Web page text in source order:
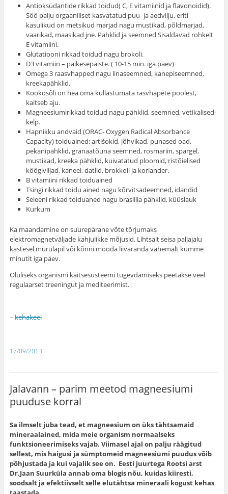
Antioksüdantide rikkad toidud( C, E vitamiinid ja flavonoidid).
Söö palju orgaaniliset kasvatatud puu- ja aedvilju, eriti
kasulikud on metsikud marjad nagu mustikad, põldmarjad,
vaarikad, maasikad jne. Pähklid ja seemned Sisaldavad rohkelt
E vitamiini.
Glutatiooni rikkad toidud nagu brokoli.
D3 vitamiin – päikesepaiste. ( 10-15 min. iga päev)
Omega 3 raasvhapped nagu linaseemned, kanepiseemned,
kreekapähklid.
Kookosõli on hea oma küllastumata rasvhapete poolest,
kaitseb aju.
Magneesiumirikkad toidud nagu pähklid, seemned, vetikalised-
kelp.
Hapnikku andvaid (ORAC- Oxygen Radical Absorbance
Capacity) toiduained: artišokid, jõhvikad, punased oad,
pekanipähklid, granaatõuna seemned, rosmariin, spargel,
mustikad, kreeka pähklid, kuivatatud ploomid, ristõielised
köögiviljad, kaneel, datlid, brokkoli ja koriander.
B vitamiini rikkad toiduained
Tsingi rikkad toidu ained nagu kõrvitsadeemned, idandid
Seleeni rikkad toiduaned nagu brasiilia pähklid, küüslauk
Kurkum
Ka maandamine on suurepärane võte tõrjumaks
elektromagnetväljade kahjulikke mõjusid. Lihtsalt seisa paljajalu
kastesel murulapil või kõnni mööda liivaranda vähemalt kümme
minutit iga päev.
Oluliseks organismi kaitsesüsteemi tugevdamiseks peetakse veel
regulaarset treeningut ja mediteerimist.
– kehakeel
17/09/2013
Jalavann – parim meetod magneesiumi
puuduse korral
Sa ilmselt juba tead, et magneesium on üks tähtsamaid
mineraalained, mida meie organism normaalseks
funktsioneerimiseks vajab. Viimasel ajal on palju räägitud
sellest, mis haigusi ja sümptomeid magneesiumi puudus võib
põhjustada ja kui vajalik see on. Eesti juurtega Rootsi arst
Dr.Jaan Suurküla annab oma blogis nõu, kuidas kiiresti,
soodsalt ja efektiivselt selle elutähtsa mineraali kogust kehas